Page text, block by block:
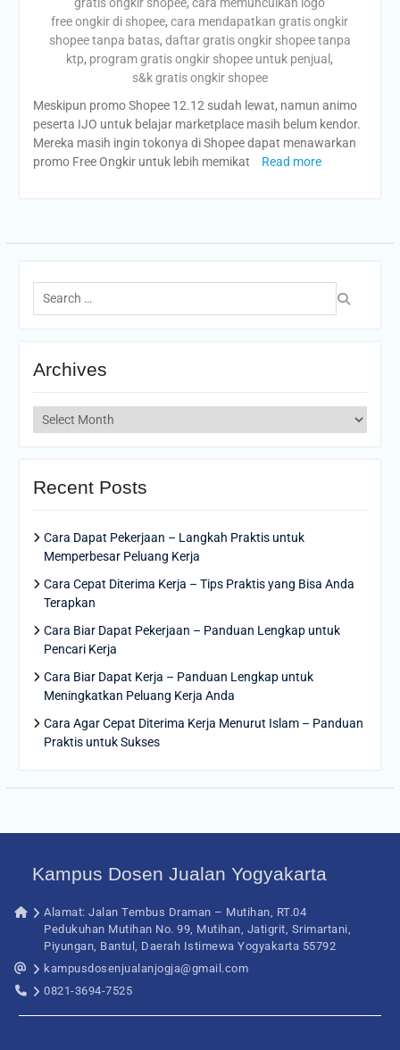
free ongkir di shopee,cara mendapatkan gratis ongkir
shopee tanpa batas, daftar gratis ongkir shopee tanpa
ktp, program gratis ongkir shopee untuk penjual ,
s&k gratis ongkir shopee
Meskipun promo Shopee 12.12 sudah lewat, namun animo
peserta IJO untuk belajar marketplace masih belum kendor.
Mereka masih ingin tokonya di Shopee dapat menawarkan
promo Free Ongkir untuk lebih memikat
Read more
Search
for:
Archives
Archives
Recent Posts
Cara Dapat Pekerjaan – Langkah Praktis untuk
Memperbesar Peluang Kerja
Cara Cepat Diterima Kerja – Tips Praktis yang Bisa Anda
Terapkan
Cara Biar Dapat Pekerjaan – Panduan Lengkap untuk
Pencari Kerja
Cara Biar Dapat Kerja – Panduan Lengkap untuk
Meningkatkan Peluang Kerja Anda
Cara Agar Cepat Diterima Kerja Menurut Islam – Panduan
Praktis untuk Sukses
Kampus Dosen Jualan Yogyakarta
Alamat: Jalan Tembus Draman – Mutihan, RT.04
Pedukuhan Mutihan No. 99, Mutihan, Jatigrit, Srimartani,
Piyungan, Bantul, Daerah Istimewa Yogyakarta 55792
kampusdosenjualanjogja@gmail.com
0821-3694-7525